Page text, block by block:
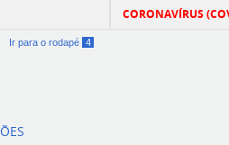
CORONAVÍRUS
Ir para o rodapé 4